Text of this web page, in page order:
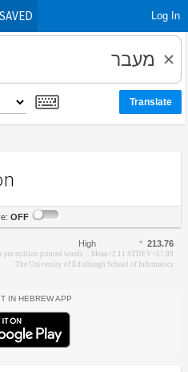
SAVED Log In
OFF
High * 213.76
per million printed words :: Mean=2.11 STDEV=57.89
The University of Edinburgh School of Informatics
In Hebrew App